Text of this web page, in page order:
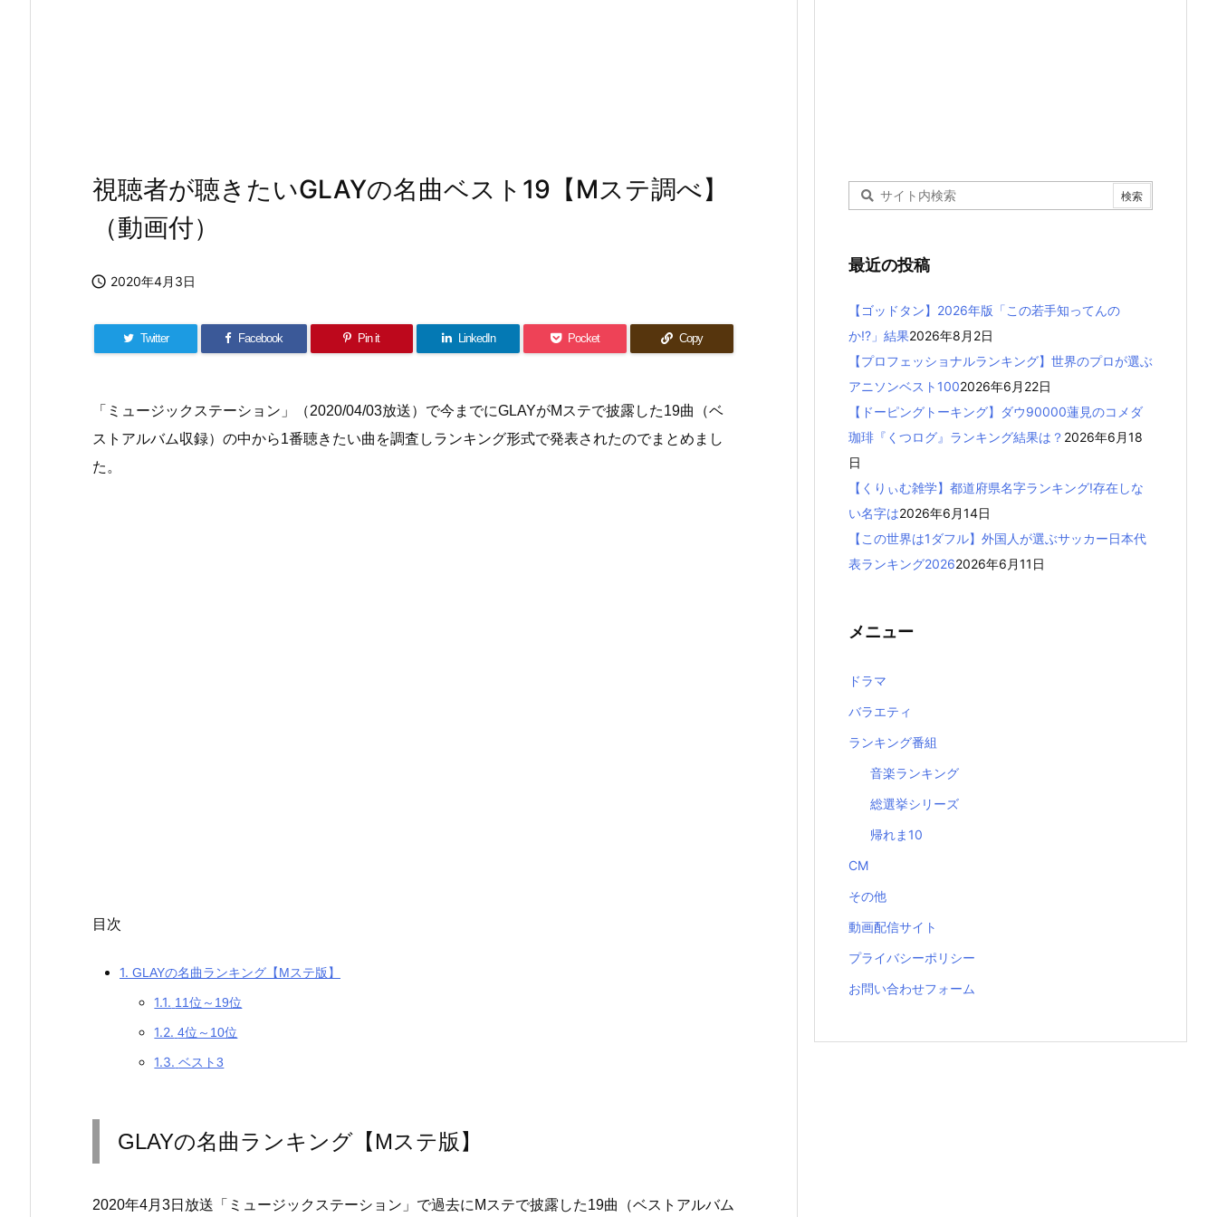
視聴者が聴きたいGLAYの名曲ベスト19【Mステ調べ】
（動画付）
 2020年4月3日
Twitter Facebook Pin it LinkedIn Pocket Copy
「ミュージックステーション」（2020/04/03放送）で今までにGLAYがMステで披露した19曲（ベ
ストアルバム収録）の中から1番聴きたい曲を調査しランキング形式で発表されたのでまとめまし
た。
目次
1. GLAYの名曲ランキング【Mステ版】
1.1. 11位～19位
1.2. 4位～10位
1.3. ベスト3
GLAYの名曲ランキング【Mステ版】
2020年4月3日放送「ミュージックステーション」で過去にMステで披露した19曲（ベストアルバム
最近の投稿
【ゴッドタン】2026年版「この若手知ってんの
か!?」結果2026年8月2日
【プロフェッショナルランキング】世界のプロが選ぶ
アニソンベスト1002026年6月22日
【ドーピングトーキング】ダウ90000蓮見のコメダ
珈琲『くつログ』ランキング結果は？ 2026年6月18
日
【くりぃむ雑学】都道府県名字ランキング!存在しな
い名字は2026年6月14日
【この世界は1ダフル】外国人が選ぶサッカー日本代
表ランキング20262026年6月11日
メニュー
ドラマ
バラエティ
ランキング番組
音楽ランキング
総選挙シリーズ
帰れま10
CM
その他
動画配信サイト
プライバシーポリシー
お問い合わせフォーム